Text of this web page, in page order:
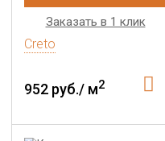
Заказать в 1 клик
Creto
952 руб./ м2